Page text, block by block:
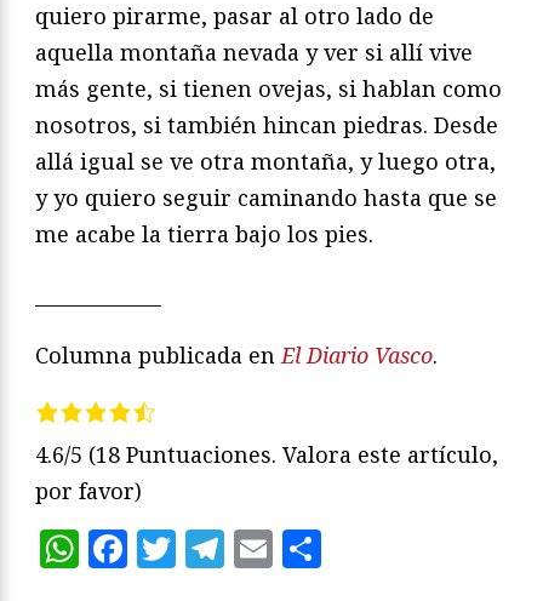
quiero pirarme, pasar al otro lado de
aquella montaña nevada y ver si allí vive
más gente, si tienen ovejas, si hablan como
nosotros, si también hincan piedras. Desde
allá igual se ve otra montaña, y luego otra,
y yo quiero seguir caminando hasta que se
me acabe la tierra bajo los pies.
Columna publicada enEl Diario Vasco.
4.6/5 (18 Puntuaciones. Valora este artículo,
por favor)
WhatsApp
Facebook
Twitter
Telegram
Email